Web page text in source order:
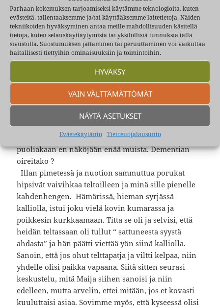
Parhaan kokemuksen tarjoamiseksi käytämme teknologioita, kuten
evästeitä, tallentaaksemme ja/tai käyttääksemme laitetietoja. Näiden
tekniikoiden hyväksyminen antaa meille mahdollisuuden käsitellä
tietoja, kuten selauskäyttäytymistä tai yksilöllisiä tunnuksia tällä
sivustolla. Suostumuksen jättäminen tai peruuttaminen voi vaikuttaa
haitallisesti tiettyihin ominaisuuksiin ja toimintoihin.
HYVÄKSY
VAIN VÄLTTÄMÄTTÖMÄT
NÄYTÄ ASETUKSET
Evästekäytäntö Tietosuojalausunto
kääntyessä kotiteilleen sovimme ehkä tapaavamme
Kontion majalla. Ja niin tavattiinkin.
Seuraava Pilvijärven reissu oli ehkä paria viikkoa
myöhemmin, mutta nyt Maija ei päässyt mukaan
perhesyistä, mutta olivathan muut porukan jäsenet
tulleet jo tutummiksi. Arskan ja Soikan lisäksi olivat
ainakin Järvisen veljekset hyvin edustettuina eli
Pive, Ape ja Upi. Tämä Maijan kaveri Titta oli
muuttanut hiljan takaisin Suomeen ulkomailta ja
hänen kanssaan riitti juttua pitkin iltaa. Oli siellä
kaikkineen tuo sama vajaan parinkymmenen
nuoren porukka kuin viimeksikin, mutta
puoliakaan en näköjään enää muista. Dementian
oireitako ?
Illan pimetessä ja nuotion sammuttua porukat
hipsivät vaivihkaa teltoilleen ja minä sille pienelle
kahdenhengen. Hämärissä, hieman syrjässä
kalliolla, istui joku vielä kovin kumarassa ja
poikkesin kurkkaamaan. Titta se oli ja selvisi, että
heidän teltassaan oli tullut “ sattuneesta syystä
ahdasta” ja hän päätti viettää yön siinä kalliolla.
Sanoin, että jos ohut telttapatja ja viltti kelpaa, niin
yhdelle olisi paikka vapaana. Siitä sitten seurasi
keskustelu, mitä Maija siihen sanoisi ja niin
edelleen, mutta arvelin, ettei mitään, jos et kovasti
kuuluttaisi asiaa. Sovimme myös, että kyseessä olisi